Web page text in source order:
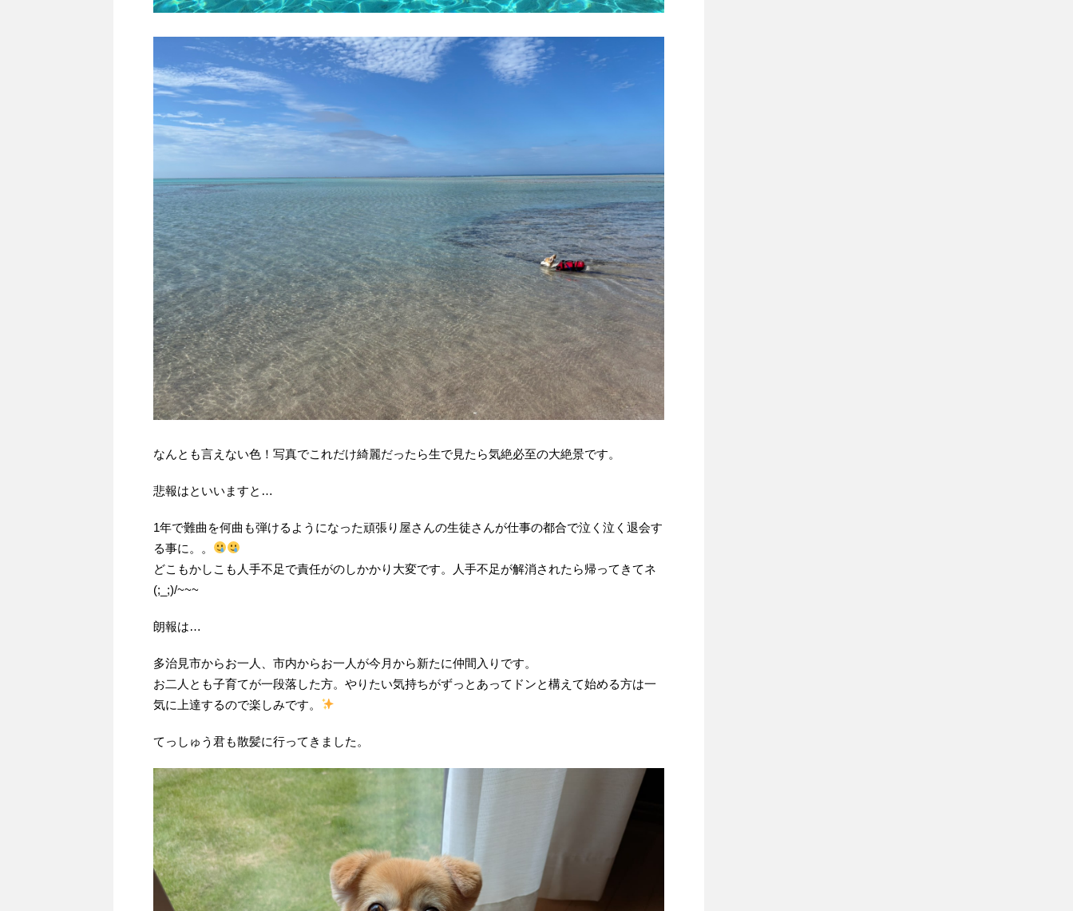
なんとも言えない色！写真でこれだけ綺麗だったら生で見たら気絶必至の大絶景です。
悲報はといいますと…
1年で難曲を何曲も弾けるようになった頑張り屋さんの生徒さんが仕事の都合で泣く泣く退会す
る事に。。
どこもかしこも人手不足で責任がのしかかり大変です。人手不足が解消されたら帰ってきてネ
(;_;)/~~~
朗報は…
多治見市からお一人、市内からお一人が今月から新たに仲間入りです。
お二人とも子育てが一段落した方。やりたい気持ちがずっとあってドンと構えて始める方は一
気に上達するので楽しみです。
てっしゅう君も散髪に行ってきました。